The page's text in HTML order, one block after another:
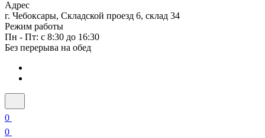
Адрес
г. Чебоксары, Складской проезд 6, склад 34
Режим работы
Пн - Пт: с 8:30 до 16:30
Без перерыва на обед
0
0